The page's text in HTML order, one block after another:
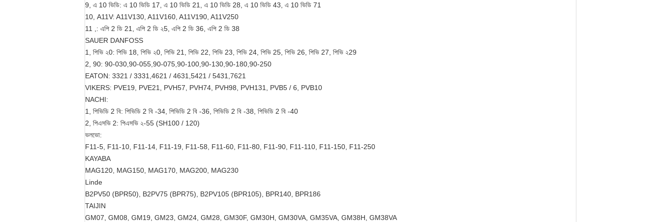
9, এ 10 ভিডি: এ 10 ভিডি 17, এ 10 ভিডি 21, এ 10 ভিডি 28, এ 10 ভিডি 43, এ 10 ভিডি 71
10, A11V: A11V130, A11V160, A11V190, A11V250
11 ,: এপি 2 ডি 21, এপি 2 ডি ২5, এপি 2 ডি 36, এপি 2 ডি 38
SAUER DANFOSS
1, পিভি ২0: পিভি 18, পিভি ২0, পিভি 21, পিভি 22, পিভি 23, পিভি 24, পিভি 25, পিভি 26, পিভি 27, পিভি ২29
2, 90: 90-030,90-055,90-075,90-100,90-130,90-180,90-250
EATON: 3321 / 3331,4621 / 4631,5421 / 5431,7621
VIKERS: PVE19, PVE21, PVH57, PVH74, PVH98, PVH131, PVB5 / 6, PVB10
NACHI:
1, পিভিডি 2 বি: পিভিডি 2 বি -34, পিভিডি 2 বি -36, পিভিডি 2 বি -38, পিভিডি 2 বি -40
2, পিএসভি 2: পিএসভি ২-55 (SH100 / 120)
ভলভো:
F11-5, F11-10, F11-14, F11-19, F11-58, F11-60, F11-80, F11-90, F11-110, F11-150, F11-250
KAYABA
MAG120, MAG150, MAG170, MAG200, MAG230
Linde
B2PV50 (BPR50), B2PV75 (BPR75), B2PV105 (BPR105), BPR140, BPR186
TAIJIN
GM07, GM08, GM19, GM23, GM24, GM28, GM30F, GM30H, GM30VA, GM35VA, GM38H, GM38VA